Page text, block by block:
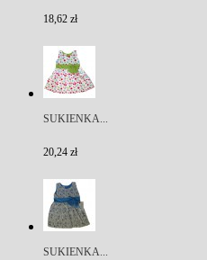
18,62 zł
SUKIENKA...
20,24 zł
SUKIENKA...